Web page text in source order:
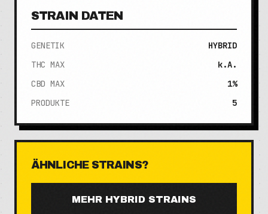
STRAIN DATEN
GENETIK
HYBRID
THC MAX
k.A.
CBD MAX
1%
PRODUKTE
5
ÄHNLICHE STRAINS?
MEHR HYBRID STRAINS